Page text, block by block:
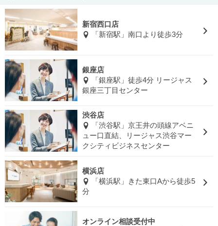
新宿西口店
「新宿駅」南口より徒歩3分
銀座店
「銀座駅」徒歩4分 リージャス
銀座三丁目センター
渋谷店
「渋谷駅」京王井の頭線アベニ
ュー口直結、リージャス渋谷マー
クシティビジネスセンター
横浜店
「横浜駅」きた東口Aから徒歩5
分
オンライン相談受付中